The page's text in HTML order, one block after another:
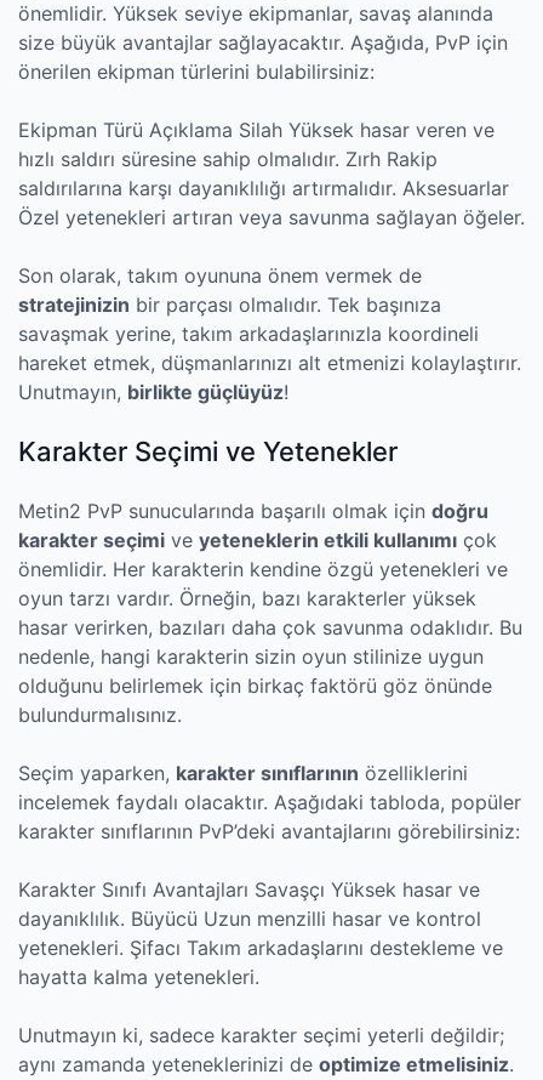
önemlidir. Yüksek seviye ekipmanlar, savaş alanında
size büyük avantajlar sağlayacaktır. Aşağıda, PvP için
önerilen ekipman türlerini bulabilirsiniz:
Ekipman Türü Açıklama Silah Yüksek hasar veren ve
hızlı saldırı süresine sahip olmalıdır. Zırh Rakip
saldırılarına karşı dayanıklılığı artırmalıdır. Aksesuarlar
Özel yetenekleri artıran veya savunma sağlayan öğeler.
Son olarak, takım oyununa önem vermek de
stratejinizin bir parçası olmalıdır. Tek başınıza
savaşmak yerine, takım arkadaşlarınızla koordineli
hareket etmek, düşmanlarınızı alt etmenizi kolaylaştırır.
Unutmayın, birlikte güçlüyüz!
Karakter Seçimi ve Yetenekler
Metin2 PvP sunucularında başarılı olmak için doğru
karakter seçimi ve yeteneklerin etkili kullanımı çok
önemlidir. Her karakterin kendine özgü yetenekleri ve
oyun tarzı vardır. Örneğin, bazı karakterler yüksek
hasar verirken, bazıları daha çok savunma odaklıdır. Bu
nedenle, hangi karakterin sizin oyun stilinize uygun
olduğunu belirlemek için birkaç faktörü göz önünde
bulundurmalısınız.
Seçim yaparken, karakter sınıflarının özelliklerini
incelemek faydalı olacaktır. Aşağıdaki tabloda, popüler
karakter sınıflarının PvP’deki avantajlarını görebilirsiniz:
Karakter Sınıfı Avantajları Savaşçı Yüksek hasar ve
dayanıklılık. Büyücü Uzun menzilli hasar ve kontrol
yetenekleri. Şifacı Takım arkadaşlarını destekleme ve
hayatta kalma yetenekleri.
Unutmayın ki, sadece karakter seçimi yeterli değildir;
aynı zamanda yeteneklerinizi de optimize etmelisiniz.